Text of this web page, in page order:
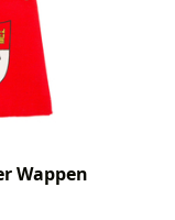
Wappen